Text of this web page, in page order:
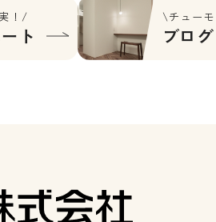
！/
ト
\チュー
ブログ